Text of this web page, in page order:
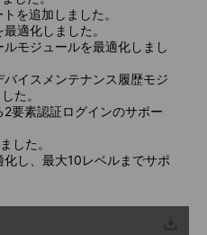
を追加しました。
適化しました。
モジュールを最適化しまし
イスメンテナンス履歴モジ
た。
要素認証ログインのサポー
した。
し、最大10レベルまでサポ
ウンロ